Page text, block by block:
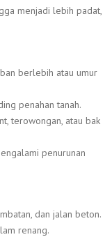
menjadi lebih padat,
berlebih atau umur
penahan tanah.
terowongan, atau bak
penurunan
dan jalan beton.
renang.